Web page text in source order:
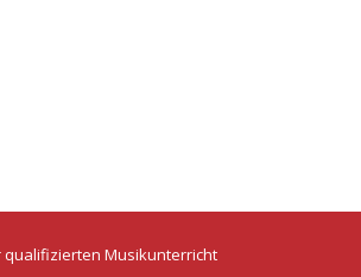
qualifizierten Musikunterricht